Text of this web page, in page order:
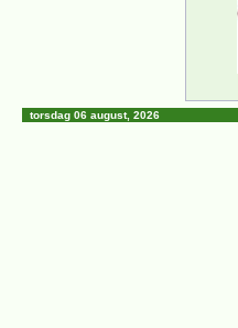
torsdag 06 august, 2026